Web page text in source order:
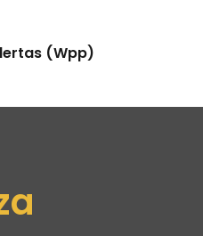
(Wpp)